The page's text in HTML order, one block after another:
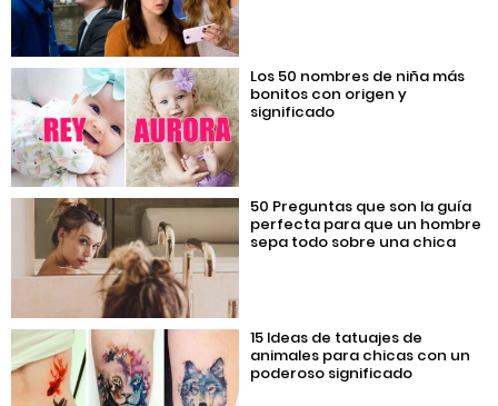
Los 50 nombres de niña más
bonitos con origen y
significado
50 Preguntas que son la guía
perfecta para que un hombre
sepa todo sobre una chica
15 Ideas de tatuajes de
animales para chicas con un
poderoso significado